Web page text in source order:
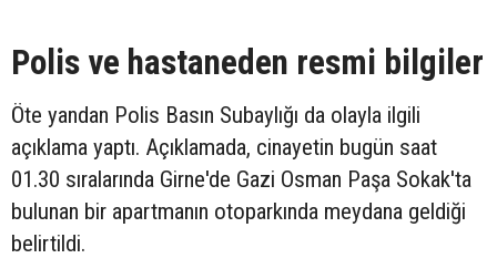
Polis ve hastaneden resmi bilgiler
Öte yandan Polis Basın Subaylığı da olayla ilgili
açıklama yaptı. Açıklamada, cinayetin bugün saat
01.30 sıralarında Girne'de Gazi Osman Paşa Sokak'ta
bulunan bir apartmanın otoparkında meydana geldiği
belirtildi.